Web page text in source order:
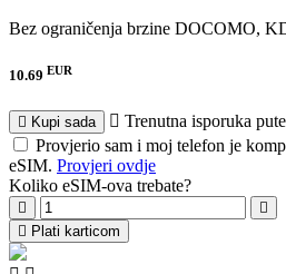
Bez ograničenja brzine DOCOMO,
10.69 EUR
Kupi sada
Trenutna isporuka
Provjerio sam i moj telefon je
eSIM. Provjeri ovdje
Koliko eSIM-ova trebate?
Plati karticom